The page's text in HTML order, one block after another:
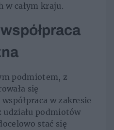
w całym kraju.
podmiotem, z
się
w zakresie
udziału podmiotów
stać się